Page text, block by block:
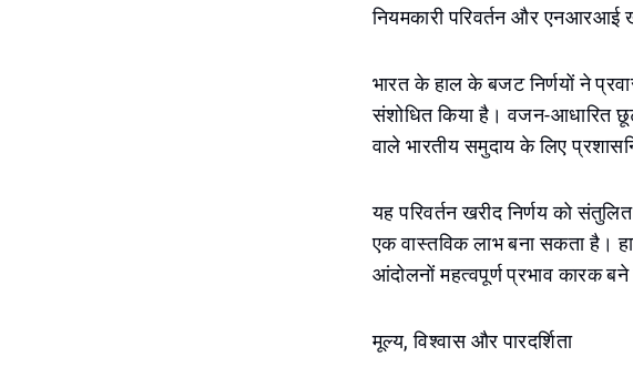
नियमकारी परिवर्तन और एनआरआई
भारत के हाल के बजट निर्णयों ने
संशोधित किया है। वजन-आधारित
वाले भारतीय समुदाय के लिए
यह परिवर्तन खरीद निर्णय को
एक वास्तविक लाभ बना सकता है।
आंदोलनों महत्वपूर्ण प्रभाव कारक
मूल्य, विश्वास और पारदर्शिता